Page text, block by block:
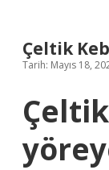
Çeltik
Tarih: Mayıs 18,